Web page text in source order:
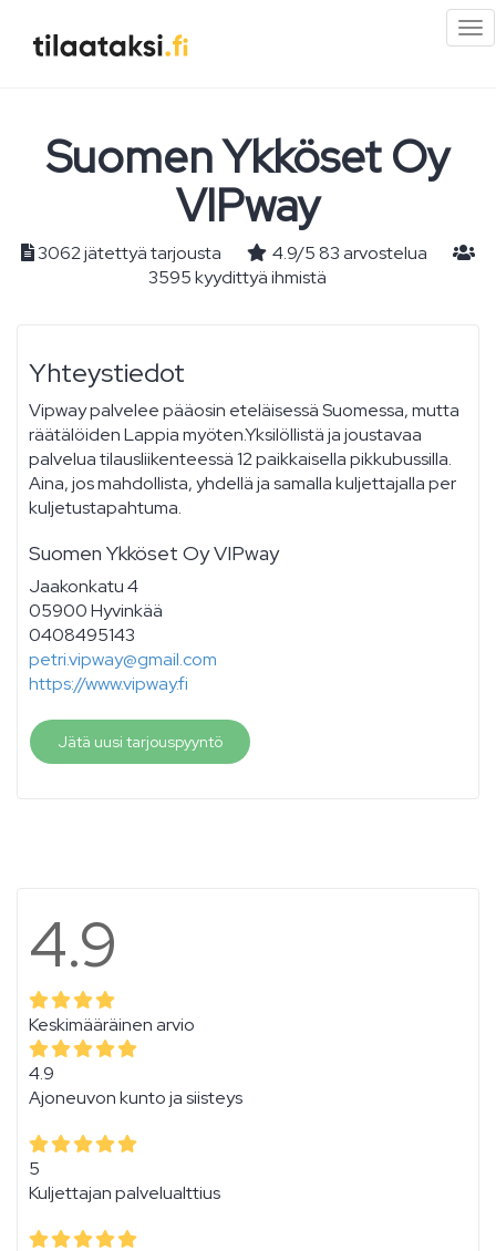
Suomen Ykköset Oy
VIPway
3062 jätettyä tarjousta 4.9/583arvostelua
3595 kyydittyä ihmistä
Yhteystiedot
Vipway palvelee pääosin eteläisessä Suomessa, mutta
räätälöiden Lappia myöten.Yksilöllistä ja joustavaa
palvelua tilausliikenteessä 12 paikkaisella pikkubussilla.
Aina, jos mahdollista, yhdellä ja samalla kuljettajalla per
kuljetustapahtuma.
Suomen Ykköset Oy VIPway
Jaakonkatu 4
05900 Hyvinkää
0408495143
petri.vipway@gmail.com
https://www.vipway.fi
Jätä uusi tarjouspyyntö
4.9
Keskimääräinen arvio
4.9
Ajoneuvon kunto ja siisteys
5
Kuljettajan palvelualttius